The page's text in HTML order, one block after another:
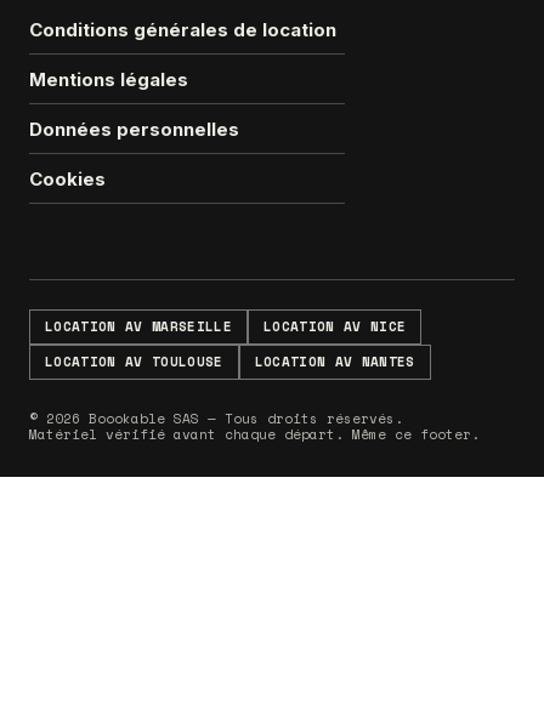
Conditions générales de location
Mentions légales
Données personnelles
Cookies
LOCATION AV MARSEILLE
LOCATION AV NICE
LOCATION AV TOULOUSE
LOCATION AV NANTES
© 2026 Boookable SAS — Tous droits réservés.
Matériel vérifié avant chaque départ. Même ce footer.